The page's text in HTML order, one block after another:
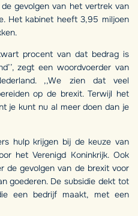
gevolgen van het vertrek van
Het kabinet heeft 3,95 miljoen
procent van dat bedrag is
zegt een woordvoerder van
,,We zien dat veel
op de brexit. Terwijl het
je kunt nu al meer doen dan je
hulp krijgen bij de keuze van
het Verenigd Koninkrijk. Ook
de gevolgen van de brexit voor
goederen. De subsidie dekt tot
een bedrijf maakt, met een